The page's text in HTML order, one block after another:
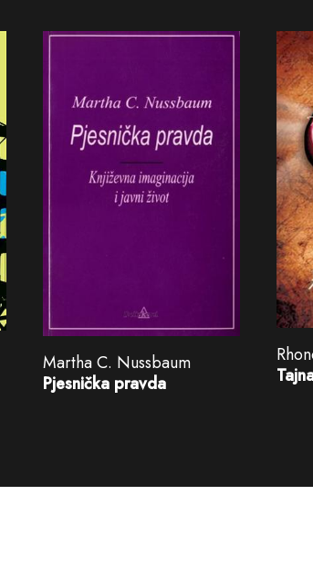
Martha C. Nussbaum
Pjesnička pravda